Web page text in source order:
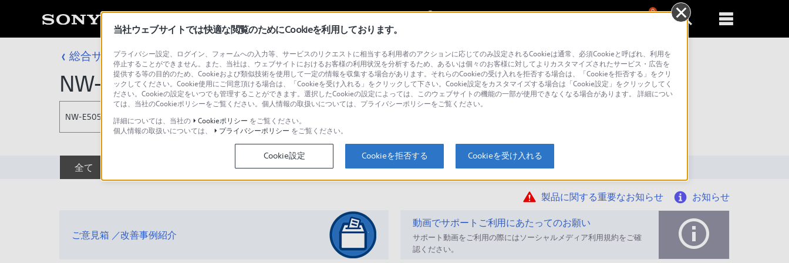
0
総合サポート・お問い合わせ Walkman E シリーズ
NW-E505
NW-E505
全て 取扱説明書 Q&A
製品に関する重要なお知らせ お知らせ
ご意見箱 ／改善事例紹介
動画でサポートご利用にあたってのお願い
サポート動画をご利用の際にはソーシャルメディア利用規約をご確
認ください。
当社ウェブサイトでは快適な閲覧のためにCookieを利用しております。
プライバシー設定、ログイン、フォームへの入力等、サービスのリクエストに相当する利用者のアクションに応じてのみ設定されるCookieは通常、必須Cookieと呼ばれ、利用を
停止することができません。また、当社は、ウェブサイトにおけるお客様の利用状況を分析するため、あるいは個々のお客様に対してよりカスタマイズされたサービス・広告を
提供する等の目的のため、Cookieおよび類似技術を使用して一定の情報を収集する場合があります。それらのCookieの受け入れを拒否する場合は、「Cookieを拒否する」をクリ
ックしてください。Cookie使用にご同意頂ける場合は、「Cookieを受け入れる」をクリックして下さい。Cookie設定をカスタマイズする場合は「Cookie設定」をクリックしてく
ださい。Cookieの設定をいつでも管理することができます。選択したCookieの設定によっては、このウェブサイトの機能の一部が使用できなくなる場合があります。 詳細につい
ては、当社のCookieポリシーをご覧ください。個人情報の取扱いについては、プライバシーポリシーをご覧ください。
詳細については、当社の
Cookieポリシー をご覧ください。
個人情報の取扱いについては、
プライバシーポリシー をご覧ください。
Cookie設定 Cookieを拒否する Cookieを受け入れる